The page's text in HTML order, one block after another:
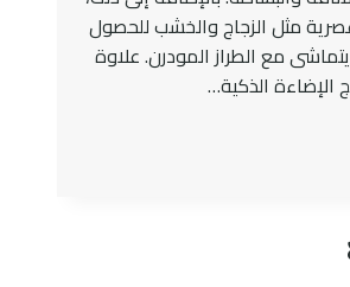
مثل الزجاج والخشب للحصول
مع الطراز المودرن. علاوة
الإضاءة الذكية…